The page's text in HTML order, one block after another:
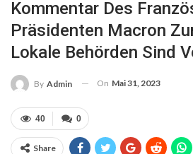
Kommentar Des
Präsidenten Macron
Lokale Behörden Sind
By Admin On Mai 31, 2023
0
40
Share